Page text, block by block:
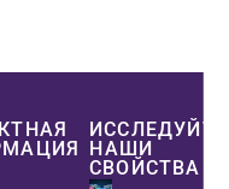
ИССЛЕДУЙТЕ
НАШИ
СВОЙСТВА